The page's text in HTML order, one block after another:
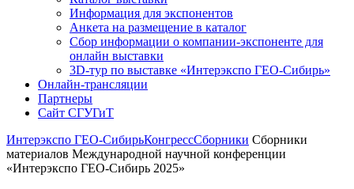
Информация для экспонентов
Анкета на размещение в каталог
Сбор информации о компании-экспоненте для
онлайн выставки
3D-тур по выставке «Интерэкспо ГЕО-Сибирь»
Онлайн-трансляции
Партнеры
Сайт СГУГиТ
Интерэкспо ГЕО-СибирьКонгрессСборники Сборники
материалов Международной научной конференции
«Интерэкспо ГЕО-Сибирь 2025»